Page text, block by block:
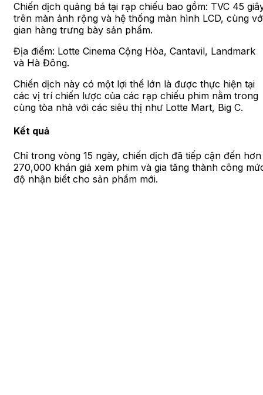
Chiến dịch quảng bá tại rạp chiếu bao gồm: TVC 45
trên màn ảnh rộng và hệ thống màn hình LCD, cùng
gian hàng trưng bày sản phẩm.
Địa điểm: Lotte Cinema Cộng Hòa, Cantavil, Landmark
và Hà Đông.
Chiến dịch này có một lợi thế lớn là được thực hiện tại
các vị trí chiến lược của các rạp chiếu phim nằm trong
cùng tòa nhà với các siêu thị như Lotte Mart, Big C.
Kết quả
Chỉ trong vòng 15 ngày, chiến dịch đã tiếp cận đến hơn
270,000 khán giả xem phim và gia tăng thành công
độ nhận biết cho sản phẩm mới.